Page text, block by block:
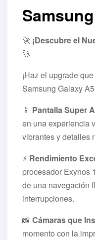
🚀 ¡Descubre el
🚀
¡Haz el upgrade
Samsung Galaxy
📱 Pantalla Super
en una experiencia
vibrantes y detalles
⚡ Rendimiento
procesador Exynos
de una navegación
interrupciones.
📸Cámaras que
momento con la